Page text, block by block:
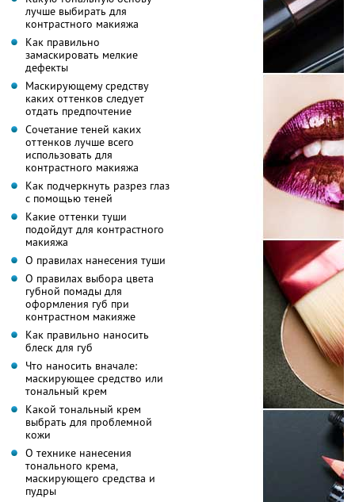
лучше выбирать для
контрастного макияжа
Как правильно
замаскировать мелкие
дефекты
Маскирующему средству
каких оттенков следует
отдать предпочтение
Сочетание теней каких
оттенков лучше всего
использовать для
контрастного макияжа
Как подчеркнуть разрез глаз
с помощью теней
Какие оттенки туши
подойдут для контрастного
макияжа
О правилах нанесения туши
О правилах выбора цвета
губной помады для
оформления губ при
контрастном макияже
Как правильно наносить
блеск для губ
Что наносить вначале:
маскирующее средство или
тональный крем
Какой тональный крем
выбрать для проблемной
кожи
О технике нанесения
тонального крема,
маскирующего средства и
пудры